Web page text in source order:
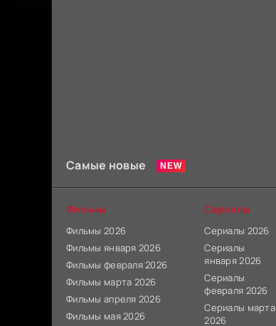
Самые новые
Фильмы
Фильмы 2026
Фильмы января 2026
Фильмы февраля 2026
Фильмы марта 2026
Фильмы апреля 2026
Фильмы мая 2026
Сериалы
Сериалы 2026
Сериалы
января 2026
Сериалы
февраля 2026
Сериалы марта
2026